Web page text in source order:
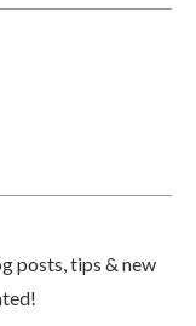
posts, tips & new